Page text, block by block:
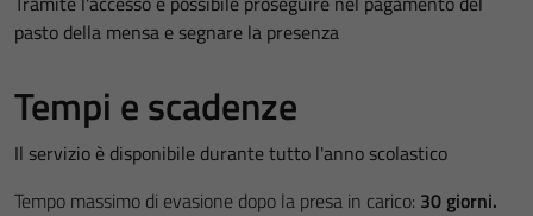
pasto della mensa e segnare la presenza
Tempi e scadenze
Il servizio è disponibile durante tutto l'anno scolastico
Tempo massimo di evasione dopo la presa in carico: 30 giorni.